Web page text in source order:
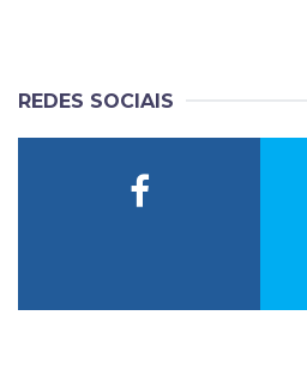
REDES SOCIAIS